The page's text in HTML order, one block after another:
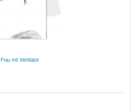
Frau mit Ventilator